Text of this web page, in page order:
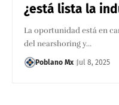
¿está lista la
La oportunidad está en
del nearshoring y…
Poblano Mx Jul 8, 2025